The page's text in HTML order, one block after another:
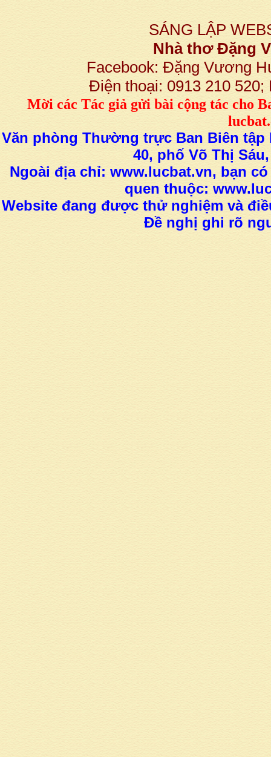
SÁNG LẬP
Nhà thơ Đặng
Facebook: Đặng Vương
Điện thoại: 0913 210
Mời các Tác giả gửi bàicộng tác cho
Văn phòng Thường trực Ban Biên tập
40, phố Võ Thị
Ngoài địa chỉ: www.lucbat.vn, bạn
quen thuộc:
Website đang được thử nghiệm và
Đề nghị ghi rõ